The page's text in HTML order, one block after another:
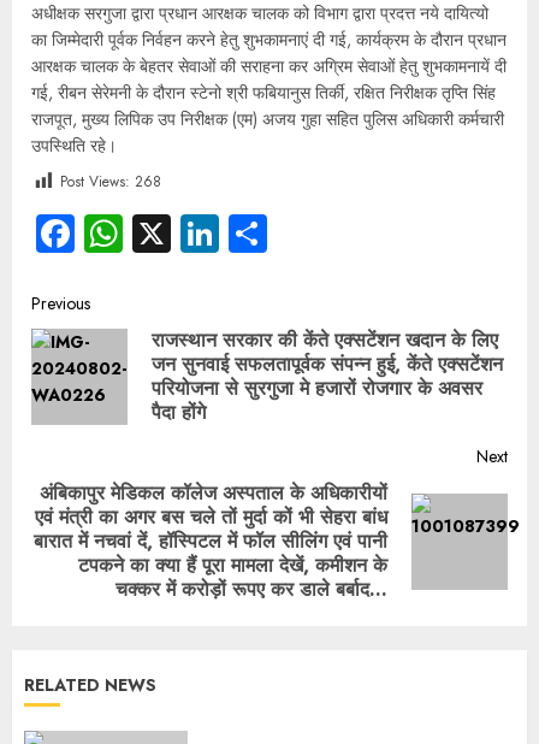
अधीक्षक सरगुजा द्वारा प्रधान आरक्षक चालक को विभाग द्वारा प्रदत्त नये दायित्यो
का जिम्मेदारी पूर्वक निर्वहन करने हेतु शुभकामनाएं दी गई, कार्यक्रम के दौरान प्रधान
आरक्षक चालक के बेहतर सेवाओं की सराहना कर अग्रिम सेवाओं हेतु शुभकामनायें दी
गई, रीबन सेरेमनी के दौरान स्टेनो श्री फबियानुस तिर्की, रक्षित निरीक्षक तृप्ति सिंह
राजपूत, मुख्य लिपिक उप निरीक्षक (एम) अजय गुहा सहित पुलिस अधिकारी कर्मचारी
उपस्थिति रहे।
Post Views: 268
Facebook
WhatsApp
X LinkedIn
Previous
राजस्थान सरकार की केंते एक्सटेंशन खदान के लिए
जन सुनवाई सफलतापूर्वक संपन्न हुई, केंते एक्सटेंशन
परियोजना से सुरगुजा मे हजारों रोजगार के अवसर
पैदा होंगे
Next
अंबिकापुर मेडिकल कॉलेज अस्पताल के अधिकारीयों
एवं मंत्री का अगर बस चले तों मुर्दा कों भी सेहरा बांध
बारात में नचवां दें, हॉस्पिटल में फॉल सीलिंग एवं पानी
टपकने का क्या हैं पूरा मामला देखें, कमीशन के
चक्कर में करोड़ों रूपए कर डाले बर्बाद…
RELATED NEWS